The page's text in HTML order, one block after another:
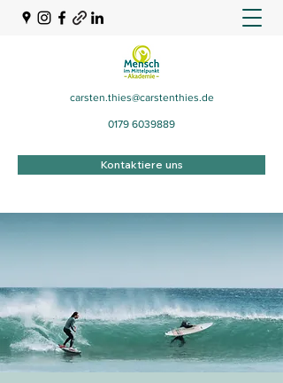
carsten.thies@carstenthies.de
0179 6039889
Kontaktiere uns